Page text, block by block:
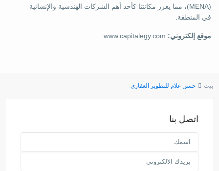
(MENA)، مما يعزز مكانتنا كأحد أهم الشركات الهندسية والإنشائية
في المنطقة.
موقع إلكتروني: www.capitalegy.com
بيت حسن علام للتطوير العقاري
اتصل بنا